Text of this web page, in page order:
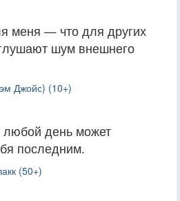
меня — что для других
шум внешнего
Джойс) (10+)
день может
последним.
(50+)